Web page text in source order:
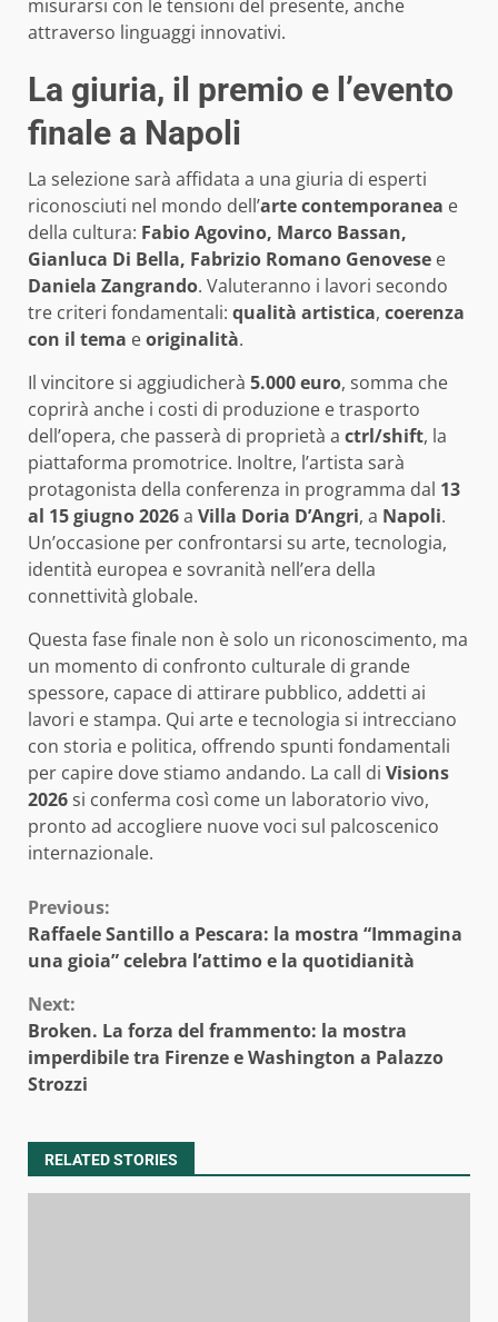
misurarsi con le tensioni del presente, anche
attraverso linguaggi innovativi.
La giuria, il premio e l’evento
finale a Napoli
La selezione sarà affidata a una giuria di esperti
riconosciuti nel mondo dell’arte contemporanea e
della cultura: Fabio Agovino, Marco Bassan,
Gianluca Di Bella, Fabrizio Romano Genovese e
Daniela Zangrando. Valuteranno i lavori secondo
tre criteri fondamentali: qualità artistica, coerenza
con il tema eoriginalità.
Il vincitore si aggiudicherà 5.000 euro, somma che
coprirà anche i costi di produzione e trasporto
dell’opera, che passerà di proprietà a ctrl/shift, la
piattaforma promotrice. Inoltre, l’artista sarà
protagonista della conferenza in programma dal 13
al 15 giugno 2026a Villa Doria D’Angri, a Napoli.
Un’occasione per confrontarsi su arte, tecnologia,
identità europea e sovranità nell’era della
connettività globale.
Questa fase finale non è solo un riconoscimento, ma
un momento di confronto culturale di grande
spessore, capace di attirare pubblico, addetti ai
lavori e stampa. Qui arte e tecnologia si intrecciano
con storia e politica, offrendo spunti fondamentali
per capire dove stiamo andando. La call di Visions
2026si conferma così come un laboratorio vivo,
pronto ad accogliere nuove voci sul palcoscenico
internazionale.
Continue
Reading
Previous:
Raffaele Santillo a Pescara: la mostra “Immagina
una gioia” celebra l’attimo e la quotidianità
Next:
Broken. La forza del frammento: la mostra
imperdibile tra Firenze e Washington a Palazzo
Strozzi
RELATED STORIES